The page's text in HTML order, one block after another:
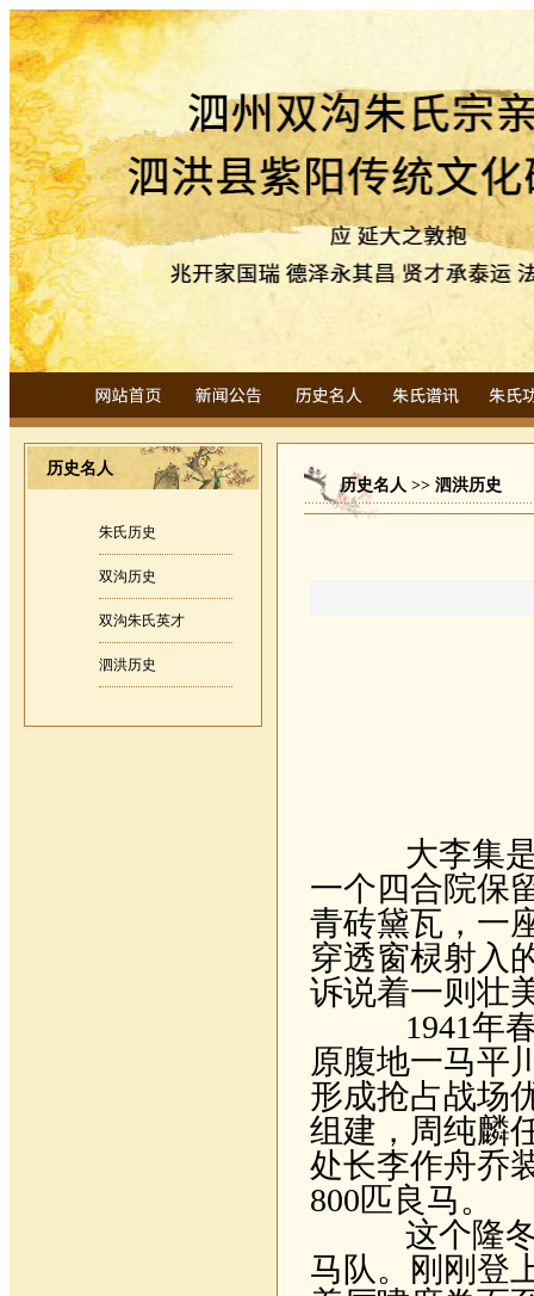
历史名人
朱氏历史
双沟历史
双沟朱氏英才
泗洪历史
历史名人 >> 泗洪历史
大李集是
一个四合院保
青砖黛瓦，一
穿透窗棂射入
诉说着一则壮
1941年
原腹地一马平
形成抢占战场
组建，周纯麟
处长李作舟乔
800匹良马。
这个隆冬
马队。刚刚登